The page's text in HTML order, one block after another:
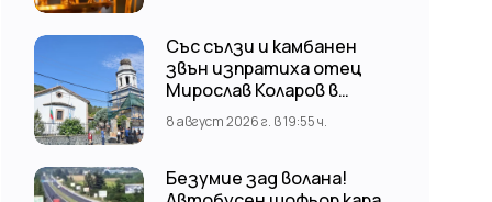
Със сълзи и камбанен
звън изпратиха отец
Мирослав Коларов в
последния му път –
Пловдивският
отслужи опелото
8 август 2026 г. в 19:55 ч.
Безумие зад волана!